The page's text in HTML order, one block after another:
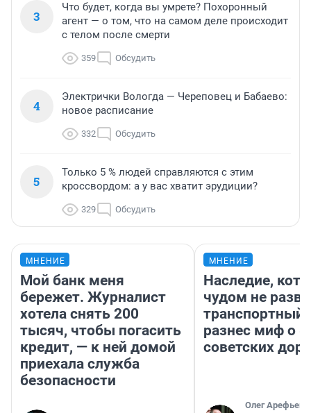
3
Что будет, когда вы умрете? Похоронный
агент — о том, что на самом деле происходит
с телом после смерти
359 Обсудить
4
Электрички Вологда — Череповец и Бабаево:
новое расписание
332 Обсудить
5
Только 5 % людей справляются с этим
кроссвордом: а у вас хватит эрудиции?
329 Обсудить
МНЕНИЕ
Мой банк меня
бережет. Журналист
хотела снять 200
тысяч, чтобы погасить
кредит, — к ней домой
приехала служба
безопасности
МНЕНИЕ
Наследие,
чудом не
транспортный
разнес миф о
советских
Олег Арефьев